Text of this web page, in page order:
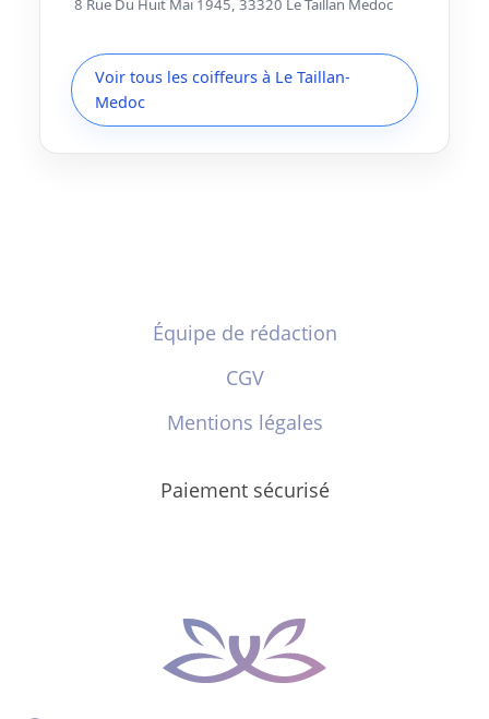
8 Rue Du Huit Mai 1945, 33320 Le Taillan Medoc
Voir tous les coiffeurs à Le Taillan-
Medoc
Équipe de rédaction
CGV
Mentions légales
Paiement sécurisé